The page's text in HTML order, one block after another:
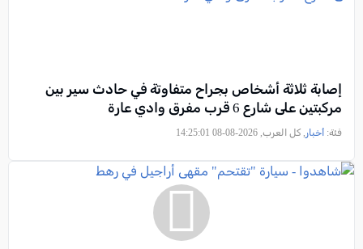
إصابة ثلاثة أشخاص بجراح متفاوتة في حادث سير بين
مركبتين على شارع 6 قرب مفرق وادي عارة
فئة: أخبار , كل العرب, 2026-08-08 14:25:01